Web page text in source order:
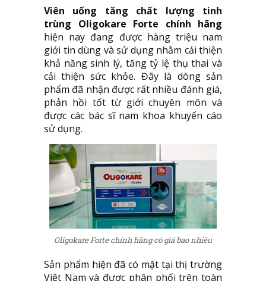
Viên uống tăng chất lượng tinh
trùng Oligokare Forte chính hãng
hiện nay đang được hàng triệu nam
giới tin dùng và sử dụng nhằm cải thiện
khả năng sinh lý, tăng tỷ lệ thụ thai và
cải thiện sức khỏe. Đây là dòng sản
phẩm đã nhận được rất nhiều đánh giá,
phản hồi tốt từ giới chuyên môn và
được các bác sĩ nam khoa khuyến cáo
sử dụng.
Oligokare Forte chính hãng có giá bao nhiêu
Sản phẩm hiện đã có mặt tại thị trường
Việt Nam và được phân phối trên toàn